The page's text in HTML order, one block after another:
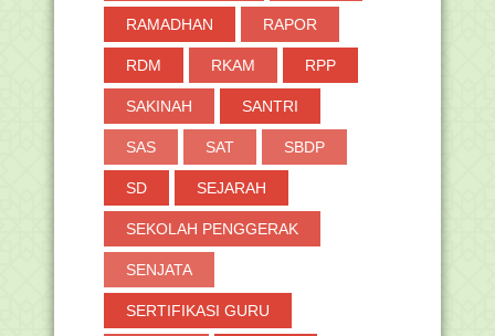
RAMADHAN RAPOR
RDM RKAM RPP
SAKINAH SANTRI
SAS SAT SBDP
SD SEJARAH
SEKOLAH PENGGERAK
SENJATA
SERTIFIKASI GURU